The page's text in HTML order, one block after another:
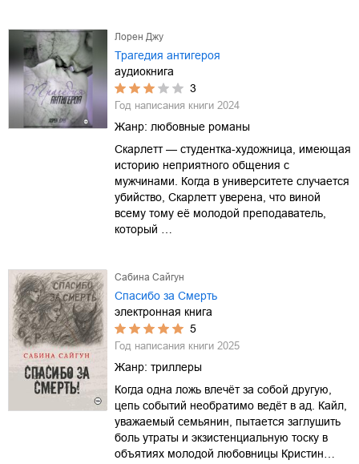
Лорен Джу
Трагедия антигероя
аудиокнига
3
Год написания книги 2024
Жанр: любовные романы
Скарлетт — студентка-художница, имеющая
историю неприятного общения с
мужчинами. Когда в университете случается
убийство, Скарлетт уверена, что виной
всему тому её молодой преподаватель,
который …
Сабина Сайгун
Спасибо за Смерть
электронная книга
5
Год написания книги 2025
Жанр: триллеры
Когда одна ложь влечёт за собой другую,
цепь событий необратимо ведёт в ад. Кайл,
уважаемый семьянин, пытается заглушить
боль утраты и экзистенциальную тоску в
объятиях молодой любовницы Кристин…